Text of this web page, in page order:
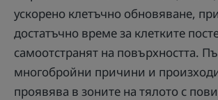
ускорено клетъчно обновяване,
достатъчно време за клетките
самоотстранят на повърхността.
многобройни причини и
проявява в зоните на тялото с